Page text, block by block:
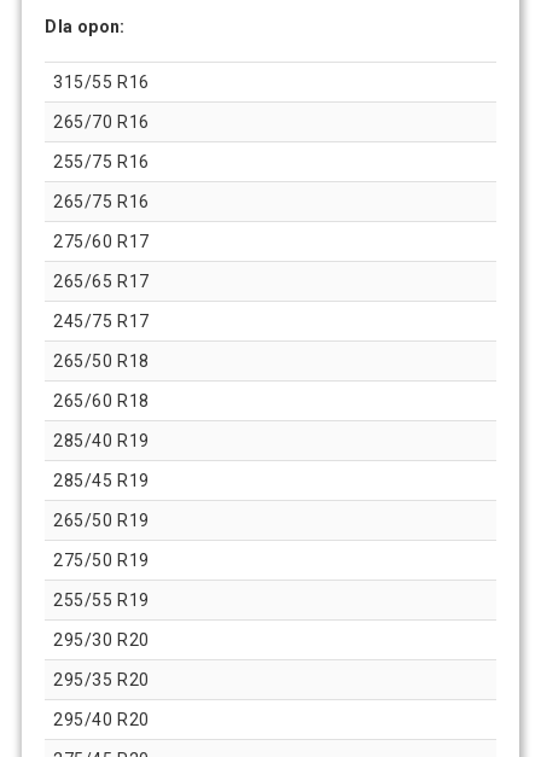
Dla opon:
315/55 R16
265/70 R16
255/75 R16
265/75 R16
275/60 R17
265/65 R17
245/75 R17
265/50 R18
265/60 R18
285/40 R19
285/45 R19
265/50 R19
275/50 R19
255/55 R19
295/30 R20
295/35 R20
295/40 R20